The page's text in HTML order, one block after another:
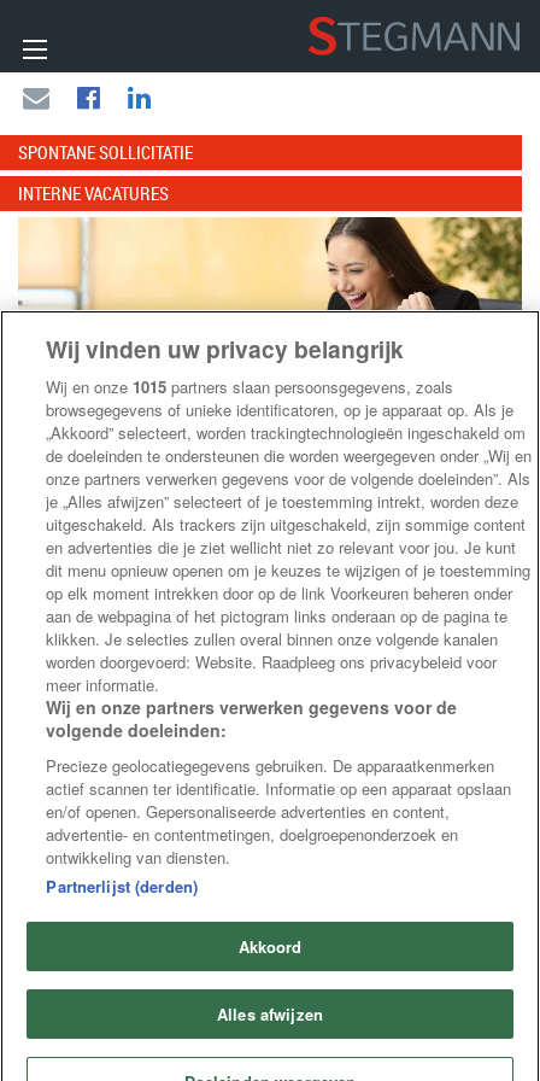
SPONTANE SOLLICITATIE
INTERNE VACATURES
Algemene voorwaarden Uitzend
Algemene voorwaarden Werving &
Selectie
Wij vinden uw privacy belangrijk
Wij en onze 1015 partners slaan persoonsgegevens, zoals
browsegegevens of unieke identificatoren, op je apparaat op. Als je
„Akkoord” selecteert, worden trackingtechnologieën ingeschakeld om
de doeleinden te ondersteunen die worden weergegeven onder „Wij en
onze partners verwerken gegevens voor de volgende doeleinden”. Als
je „Alles afwijzen” selecteert of je toestemming intrekt, worden deze
uitgeschakeld. Als trackers zijn uitgeschakeld, zijn sommige content
en advertenties die je ziet wellicht niet zo relevant voor jou. Je kunt
dit menu opnieuw openen om je keuzes te wijzigen of je toestemming
op elk moment intrekken door op de link Voorkeuren beheren onder
aan de webpagina of het pictogram links onderaan op de pagina te
klikken. Je selecties zullen overal binnen onze volgende kanalen
worden doorgevoerd: Website. Raadpleeg ons privacybeleid voor
meer informatie.
Wij en onze partners verwerken gegevens voor de
volgende doeleinden:
Precieze geolocatiegegevens gebruiken. De apparaatkenmerken
actief scannen ter identificatie. Informatie op een apparaat opslaan
en/of openen. Gepersonaliseerde advertenties en content,
advertentie- en contentmetingen, doelgroepenonderzoek en
ontwikkeling van diensten.
Partnerlijst (derden)
Akkoord
Alles afwijzen